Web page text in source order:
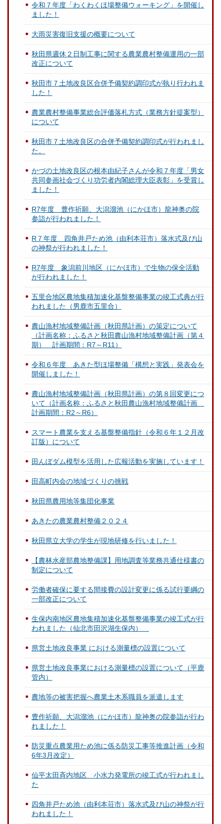
令和７年度「わくわくほ場整備ウォーキング」を開催し
ました！
大雨災害復旧支援の概要について
秋田県週休２日制工事に関する農業農村整備運用の一部
改正について
秋田市７土地改良区合併予備契約調印式が執り行われま
した！
農業農村整備事業総合評価落札方式（業務方針提案型）
について
秋田市７土地改良区の合併予備契約調印式が行われまし
た。
かづの土地改良区の根本由紀子さんが令和７年度「男女
共同参画社会づくり功労者内閣総理大臣表彰」を受賞し
ました！
R7年度 豊作祈願、大潟溜池（にかほ市）龍神奥の院
参詣が行われました！
R７年度 四角井戸ため池（由利本荘市）落水式及び山
の神祭が行われました！
R7年度 象潟前川地区（にかほ市）で生物の保全活動
が行われました！
五里合地区農地集積加速化基盤整備事業の竣工式典が行
われました（男鹿市五里合）
農山漁村地域整備計画（秋田県計画）の策定について
（計画名称：ふるさと秋田農山漁村地域整備計画（第４
期） 計画期間：R7～R11）
令和６年度 あきた型ほ場整備「構想と実践」発表会を
開催しました！
農山漁村地域整備計画（秋田県計画）の第８回変更につ
いて（計画名称：ふるさと秋田農山漁村地域整備計画
計画期間：R2～R6）
スマート農業を支える基盤整備指針（令和６年１２月改
訂版）について
田んぼダム模型を活用した広報活動を実施しています！
田高町内会の地域づくりの挑戦
秋田県農用地等集団化事業
あきたの農業農村整備２０２４
秋田県立大学の学生が現地研修を行いました！
【農林水産部農地整備課】用地調査等業務共通仕様書の
制定について
労働者確保に要する間接費の設計変更に係る試行要綱の
一部改正について
生保内南地区農地集積加速化基盤整備事業の竣工式が行
われました（仙北市田沢湖生保内）
県営土地改良事業 における測量標の設置について
県営土地改良事業における測量標の設置について（平鹿
管内）
農地等の被害把握へ農業土木系職員を派遣します
豊作祈願、大潟溜池（にかほ市）龍神奥の院参詣が行わ
れました！
防災重点農業用ため池に係る防災工事等推進計画（令和
6年3月改定）
仙平太田斉内地区 小水力発電所の竣工式が行われまし
た
四角井戸ため池（由利本荘市）落水式及び山の神祭が行
われました！